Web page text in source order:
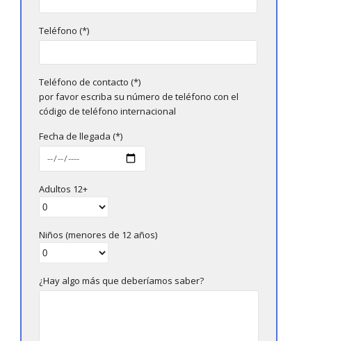
Teléfono (*)
Teléfono de contacto (*)
por favor escriba su número de teléfono con el
código de teléfono internacional
Fecha de llegada (*)
Adultos 12+
Niños (menores de 12 años)
¿Hay algo más que deberíamos saber?